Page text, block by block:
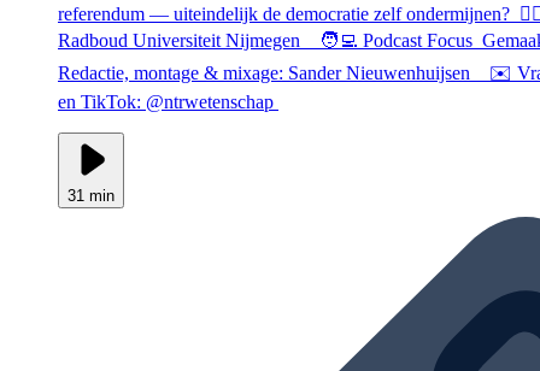
referendum — uiteindelijk de democratie zelf ondermijnen?
Radboud Universiteit Nijmegen 🧑‍💻 Podcast Focus
Redactie, montage & mixage: Sander Nieuwenhuijsen ✉️
en TikTok: @ntrwetenschap
31 min